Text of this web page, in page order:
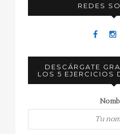
REDES
DESCÁRGATE
LOS 5 EJERCICIOS